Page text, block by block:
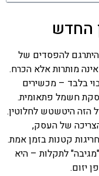
החדש
להפסדים של
מותרות אלא הכרח.
בלבד – מכשירים
חשמל פתאומית.
הזה היטשטש לחלוטין.
של העסק,
קטנות בזמן אמת.
לתקלות – היא
יזום.